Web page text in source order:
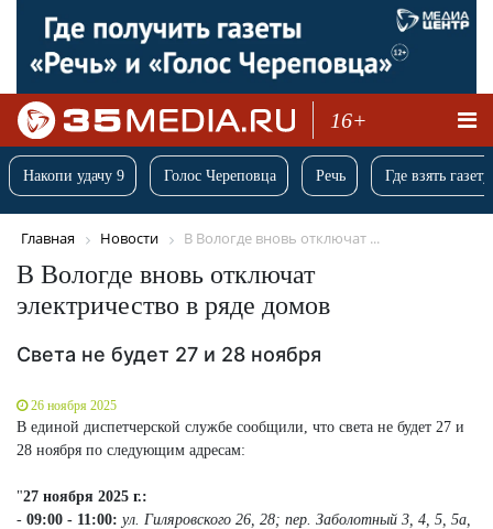
16+
Накопи удачу 9 Голос Череповца Речь Где взять
Главная Новости В Вологде вновь отключат ...
В Вологде вновь отключат
электричество в ряде домов
Света не будет 27 и 28 ноября
26 ноября 2025
В единой диспетчерской службе сообщили, что света не будет 27 и
28 ноября по следующим адресам:
"27 ноября 2025 г.:
- 09:00 - 11:00: ул. Гиляровского 26, 28; пер. Заболотный 3, 4, 5, 5а,